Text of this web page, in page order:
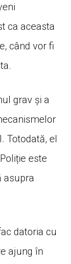
ca aceasta
când vor fi
grav și a
Totodată, el
este
asupra
datoria cu
ajung în